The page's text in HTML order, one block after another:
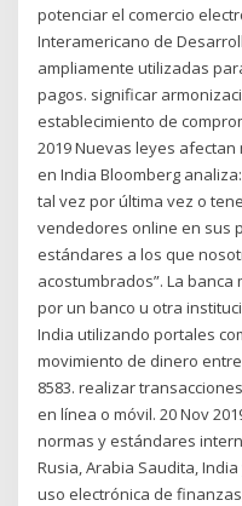
potenciar el comercio
Interamericano de
ampliamente utilizadas
pagos. significar
establecimiento de
2019 Nuevas leyes
en India Bloomberg
tal vez por última vez o
vendedores online en sus
estándares a los que
acostumbrados”. La
por un banco u otra
India utilizando portales
movimiento de dinero
8583. realizar
en línea o móvil. 20 Nov
normas y estándares
Rusia, Arabia Saudita,
uso electrónica de